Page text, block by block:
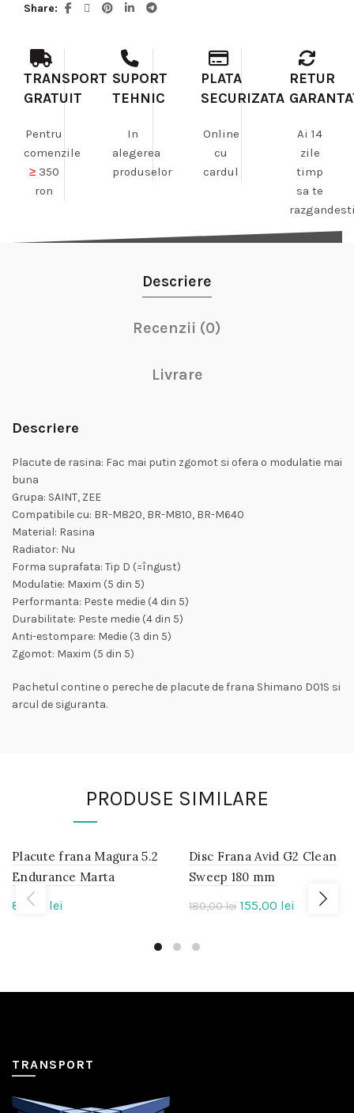
Share
TRANSPORT
GRATUIT
Pentru
comenzile
≥350
ron
SUPORT
TEHNIC
In
alegerea
produselor
PLATA
SECURIZATA
Online
cu
cardul
RETUR
Ai 14
zile
timp
sa te
Descriere
Recenzii (0)
Livrare
Descriere
Placute de rasina: Fac mai putin zgomot si ofera o modulatie mai
buna
Grupa: SAINT, ZEE
Compatibile cu: BR-M820, BR-M810, BR-M640
Material: Rasina
Radiator: Nu
Forma suprafata: Tip D (=îngust)
Modulatie: Maxim (5 din 5)
Performanta: Peste medie (4 din 5)
Durabilitate: Peste medie (4 din 5)
Anti-estompare: Medie (3 din 5)
Zgomot: Maxim (5 din 5)
Pachetul contine o pereche de placute de frana Shimano D01S si
arcul de siguranta.
PRODUSE SIMILARE
IN
STOC
Placute frana Magura 5.2
Endurance Marta
85,00 lei -14%
IN
STOC
Disc Frana Avid G2 Clean
Sweep 180 mm
180,00lei Prețul
155,00 lei Prețul
TRANSPORT